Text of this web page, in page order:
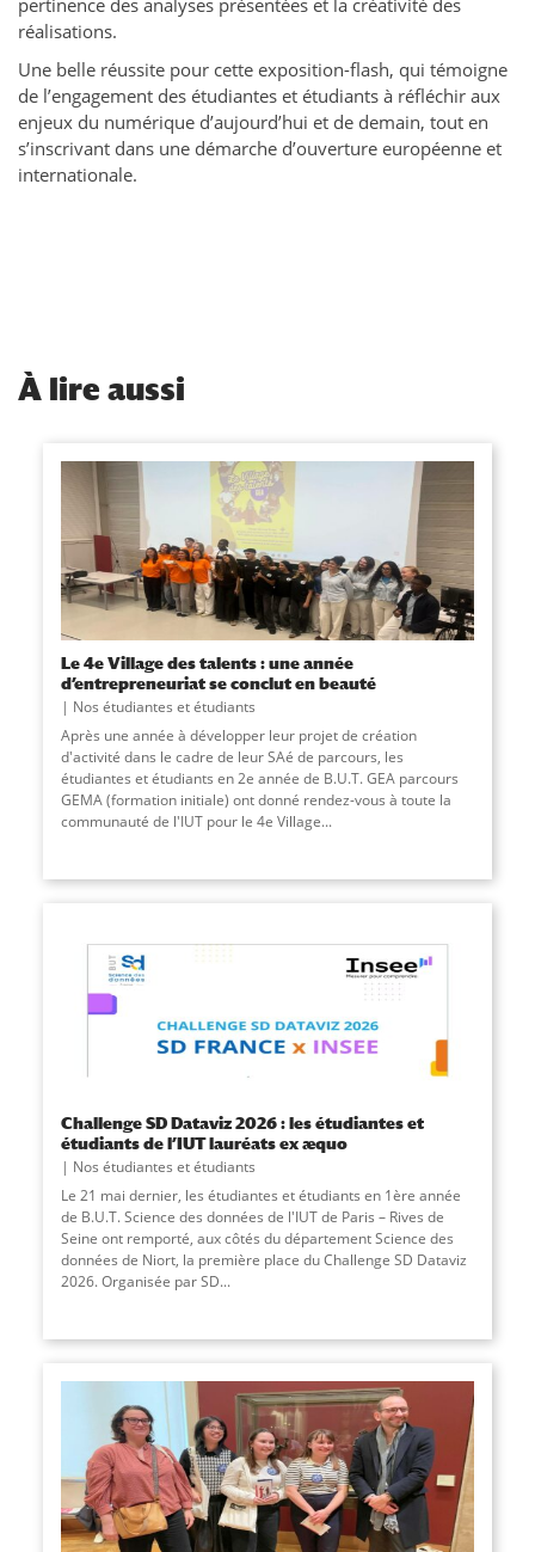
pertinence des analyses présentées et la créativité des
réalisations.
Une belle réussite pour cette exposition-flash, qui témoigne
de l’engagement des étudiantes et étudiants à réfléchir aux
enjeux du numérique d’aujourd’hui et de demain, tout en
s’inscrivant dans une démarche d’ouverture européenne et
internationale.
À lire aussi
Le 4e Village des talents : une année
d’entrepreneuriat se conclut en beauté
Nos étudiantes et étudiants
Après une année à développer leur projet de création
d'activité dans le cadre de leur SAé de parcours, les
étudiantes et étudiants en 2e année de B.U.T. GEA parcours
GEMA (formation initiale) ont donné rendez-vous à toute la
communauté de l'IUT pour le 4e Village...
Challenge SD Dataviz 2026 : les étudiantes et
étudiants de l’IUT lauréats ex æquo
Nos étudiantes et étudiants
Le 21 mai dernier, les étudiantes et étudiants en 1ère année
de B.U.T. Science des données de l'IUT de Paris – Rives de
Seine ont remporté, aux côtés du département Science des
données de Niort, la première place du Challenge SD Dataviz
2026. Organisée par SD...